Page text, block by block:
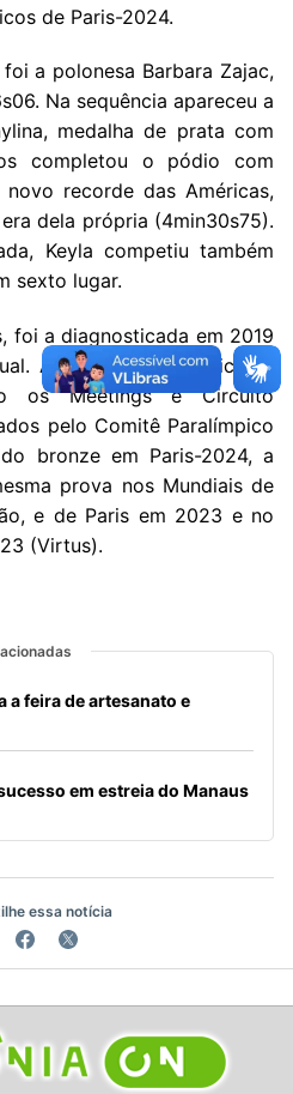
de Paris-2024.
a polonesa Barbara Zajac,
Na sequência apareceu a
medalha de prata com
completou o pódio com
recorde das Américas,
dela própria (4min30s75).
Keyla competiu também
sexto lugar.
foi a diagnosticada em 2019
Após isso, ela participou
os Meetings e Circuito
pelo Comitê Paralímpico
bronze em Paris-2024, a
prova nos Mundiais de
e de Paris em 2023 e no
(Virtus).
a feira de artesanato e
em estreia do Manaus
essa notícia